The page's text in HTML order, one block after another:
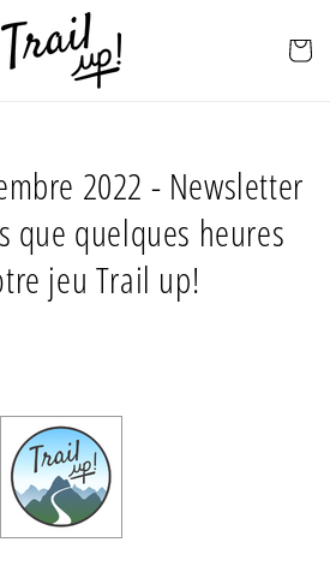
Panier
2022 - Newsletter
quelques heures
jeu Trail up!